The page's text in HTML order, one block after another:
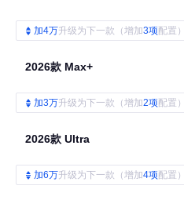
加4万升级为下一款（增加3项配置）
2026款 Max+
加3万升级为下一款（增加2项配置）
2026款 Ultra
加6万升级为下一款（增加4项配置）